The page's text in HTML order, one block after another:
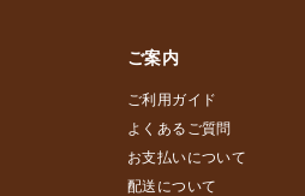
ご案内
ご利用ガイド
よくあるご質問
お支払いについて
配送について